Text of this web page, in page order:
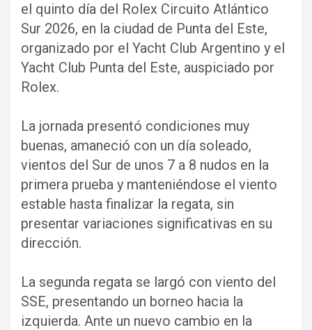
el quinto día del Rolex Circuito Atlántico
Sur 2026, en la ciudad de Punta del Este,
organizado por el Yacht Club Argentino y el
Yacht Club Punta del Este, auspiciado por
Rolex.
La jornada presentó condiciones muy
buenas, amaneció con un día soleado,
vientos del Sur de unos 7 a 8 nudos en la
primera prueba y manteniéndose el viento
estable hasta finalizar la regata, sin
presentar variaciones significativas en su
dirección.
La segunda regata se largó con viento del
SSE, presentando un borneo hacia la
izquierda. Ante un nuevo cambio en la